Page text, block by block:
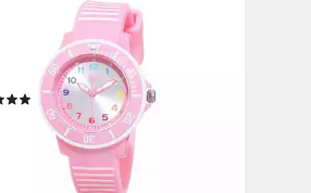
SO-4247-PQ,
Produkt mit zeitlosem
sorgfältiger Verarbeitung
UVP49,90 €
- in 2-3 Werktagen bei dir